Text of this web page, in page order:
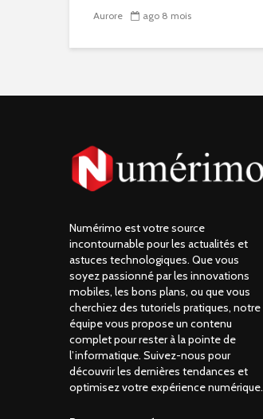
Aurore ago 8 mois
Numérimo est votre source
incontournable pour les actualités et
astuces technologiques. Que vous
soyez passionné par les innovations
mobiles, les bons plans, ou que vous
cherchiez des tutoriels pratiques, notre
équipe vous propose un contenu
complet pour rester à la pointe de
l’informatique. Suivez-nous pour
découvrir les dernières tendances et
optimisez votre expérience numérique.